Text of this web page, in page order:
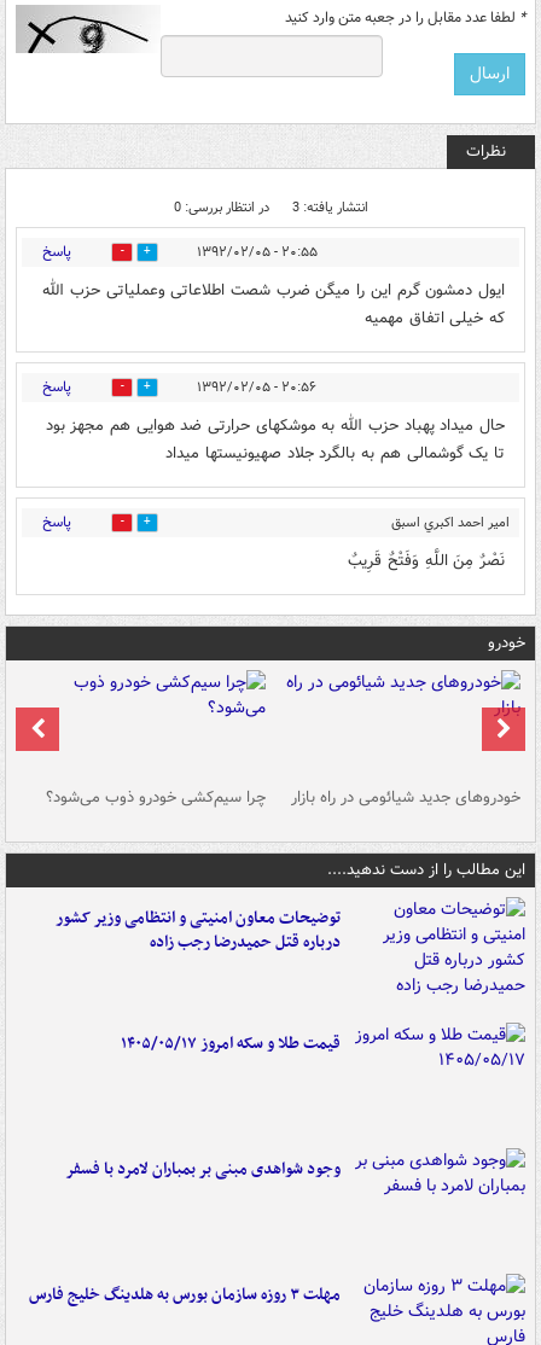
* لطفا عدد مقابل را در جعبه متن وارد کنید
نظرات
انتشار یافته: 3 در انتظار بررسی: 0
۲۰:۵۵ - ۱۳۹۲/۰۲/۰۵ 0 پاسخ
ایول دمشون گرم این را میگن ضرب شصت اطلاعاتی وعملیاتی حزب الله
که خیلی اتفاق مهمیه
۲۰:۵۶ - ۱۳۹۲/۰۲/۰۵ 0 پاسخ
حال میداد پهباد حزب الله به موشکهای حرارتی ضد هوایی هم مجهز بود
تا یک گوشمالی هم به بالگرد جلاد صهیونیستها میداد
امير احمد اكبري اسبق
از تبريز
0 پاسخ
نَصْرٌ مِنَ اللَّهِ وَفَتْحٌ قَرِيبٌ
خودرو
خودروهای جدید شیائومی در راه بازار چرا سیم‌کشی خودرو ذوب می‌شود؟
این مطالب را از دست ندهید....
توضیحات معاون امنیتی و انتظامی وزیر کشور
درباره قتل حمیدرضا رجب زاده
قیمت طلا و سکه امروز ۱۴۰۵/۰۵/۱۷
وجود شواهدی مبنی بر بمباران لامرد با فسفر
مهلت ۳ روزه سازمان بورس به هلدینگ خلیج فارس